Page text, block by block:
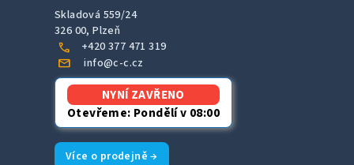
Skladová 559/24
326 00, Plzeň
call +420 377 471 319
mail info@c-c.cz
NYNÍ ZAVŘENO
Otevřeme: Pondělí v 08:00
Více o prodejně →